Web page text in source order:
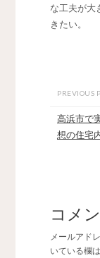
な工夫が大
きたい。
PREVIOUS
高浜市で
想の住宅
コメ
メールアド
いている欄